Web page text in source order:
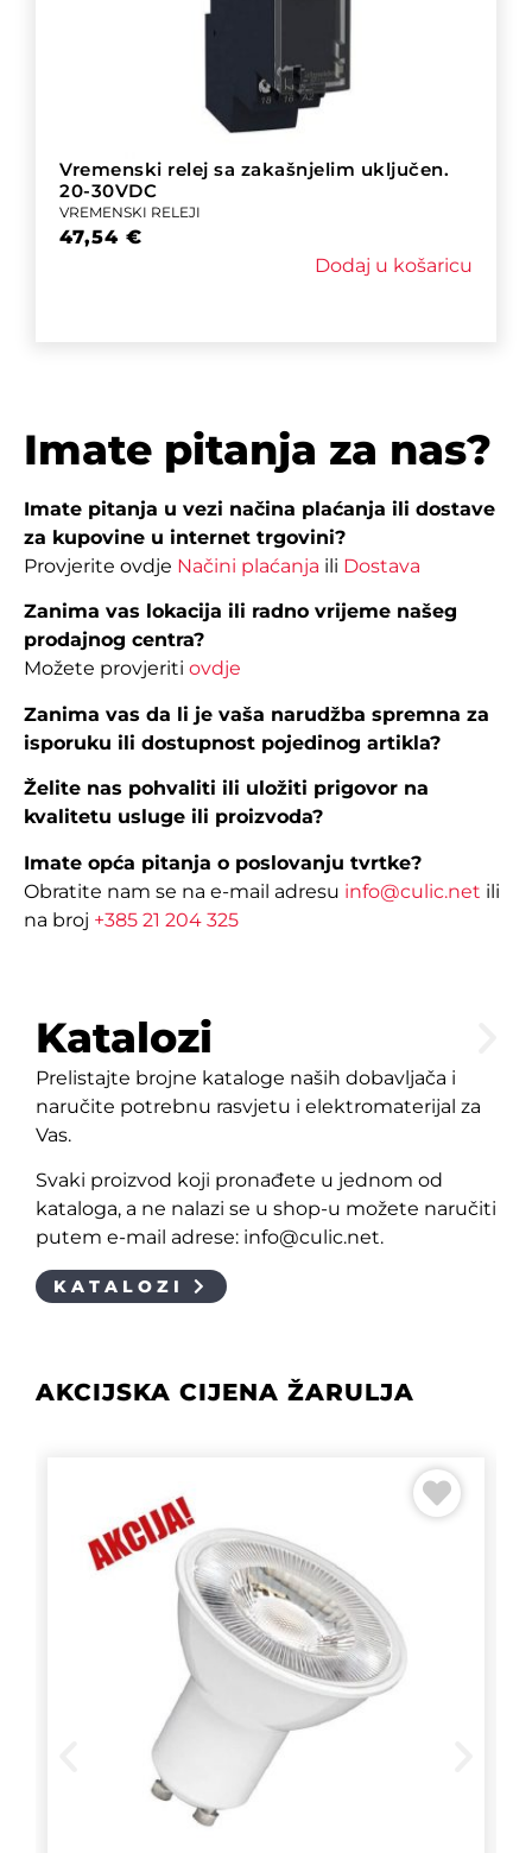
Vremenski relej sa zakašnjelim uključen.
20-30VDC
VREMENSKI RELEJI
47,54 €
Dodaj u košaricu
Imate pitanja za nas?
Imate pitanja u vezi načina plaćanja ili dostave
za kupovine u internet trgovini?
Provjerite ovdje Načini plaćanja ili Dostava
Zanima vas lokacija ili radno vrijeme našeg
prodajnog centra?
Možete provjeriti ovdje
Zanima vas da li je vaša narudžba spremna za
isporuku ili dostupnost pojedinog artikla?
Želite nas pohvaliti ili uložiti prigovor na
kvalitetu usluge ili proizvoda?
Imate opća pitanja o poslovanju tvrtke?
Obratite nam se na e-mail adresu info@culic.net ili
na broj +385 21 204 325
Katalozi
Prelistajte brojne kataloge naših dobavljača i
naručite potrebnu rasvjetu i elektromaterijal za
Vas.
Svaki proizvod koji pronađete u jednom od
kataloga, a ne nalazi se u shop-u možete naručiti
putem e-mail adrese: info@culic.net.
KATALOZI
AKCIJSKA CIJENA ŽARULJA